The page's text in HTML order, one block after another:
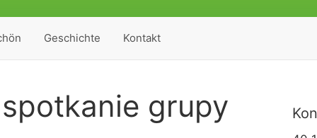
Geschichte Kontakt
grupy